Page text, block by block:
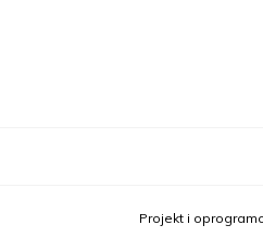
Projekt i